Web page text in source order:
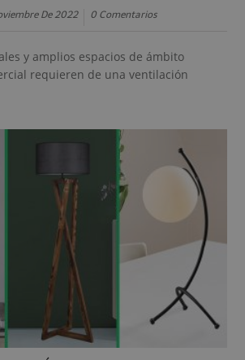
De 2022 0 Comentarios
y amplios espacios de ámbito
requieren de una ventilación